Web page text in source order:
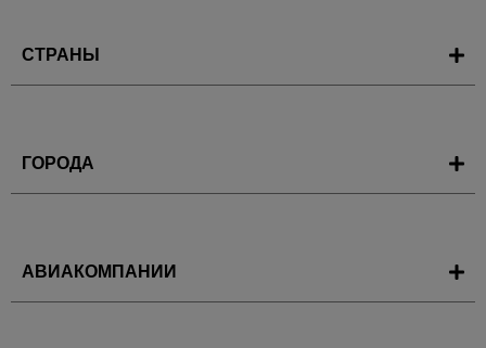
СТРАНЫ
ГОРОДА
АВИАКОМПАНИИ